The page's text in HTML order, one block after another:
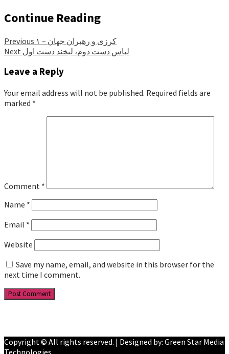
Continue Reading
Previous
کرزی و رهبران جهان – ۱
Next لباس دست دوم، لبخند دست اول
Leave a Reply
Your email address will not be published. Required fields are
marked *
Comment *
Name *
Email *
Website
Save my name, email, and website in this browser for the
next time I comment.
Copyright © All rights reserved. | Designed by: Green Star Media